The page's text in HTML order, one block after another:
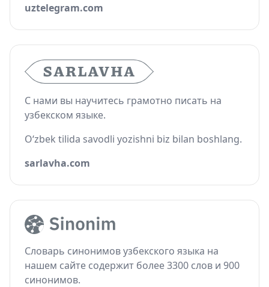
uztelegram.com
С нами вы научитесь грамотно писать на
узбекском языке.
O‘zbek tilida savodli yozishni biz bilan boshlang.
sarlavha.com
Словарь синонимов узбекского языка на
нашем сайте содержит более 3300 слов и 900
синонимов.